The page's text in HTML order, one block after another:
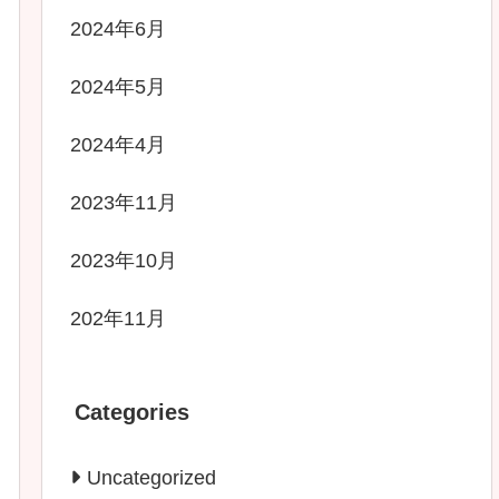
2024年6月
2024年5月
2024年4月
2023年11月
2023年10月
202年11月
Categories
Uncategorized